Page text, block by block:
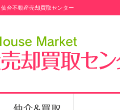
台不動産売却買取センター